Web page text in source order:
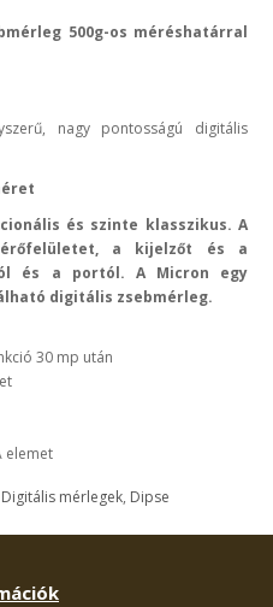
500g-os méréshatárral
nagy pontosságú digitális
és szinte klasszikus. A
a kijelzőt és a
és a portól. A Micron egy
digitális zsebmérleg.
30 mp után
elemet
Digitális mérlegek, Dipse